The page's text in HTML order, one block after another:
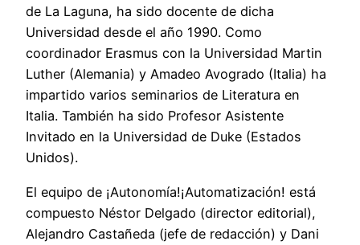
de La Laguna, ha sido docente de dicha
Universidad desde el año 1990. Como
coordinador Erasmus con la Universidad Martin
Luther (Alemania) y Amadeo Avogrado (Italia) ha
impartido varios seminarios de Literatura en
Italia. También ha sido Profesor Asistente
Invitado en la Universidad de Duke (Estados
Unidos).
El equipo de ¡Autonomía!¡Automatización! está
compuesto Néstor Delgado (director editorial),
Alejandro Castañeda (jefe de redacción) y Dani